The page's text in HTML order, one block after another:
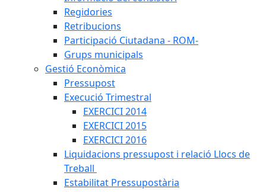
Regidories
Retribucions
Participació Ciutadana - ROM-
Grups municipals
Gestió Econòmica
Pressupost
Execució Trimestral
EXERCICI 2014
EXERCICI 2015
EXERCICI 2016
Liquidacions pressupost i relació Llocs de
Treball
Estabilitat Pressupostària